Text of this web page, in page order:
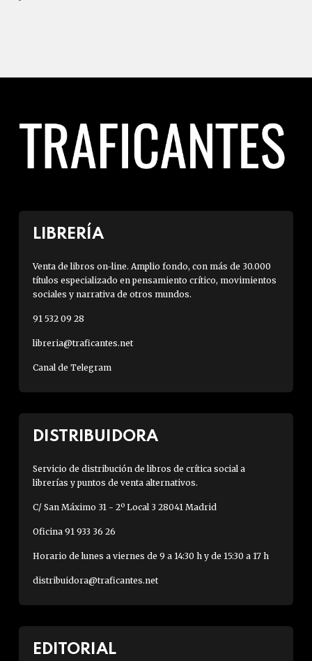
LIBRERÍA
Venta de libros on-line. Amplio fondo, con más de 30.000
títulos especializado en pensamiento crítico, movimientos
sociales y narrativa de otros mundos.
91 532 09 28
libreria@traficantes.net
Canal de Telegram
DISTRIBUIDORA
Servicio de distribución de libros de crítica social a
librerías y puntos de venta alternativos.
C/ San Máximo 31 - 2º Local 3 28041 Madrid
Oficina 91 933 36 26
Horario de lunes a viernes de 9 a 14:30 h y de 15:30 a 17 h
distribuidora@traficantes.net
EDITORIAL